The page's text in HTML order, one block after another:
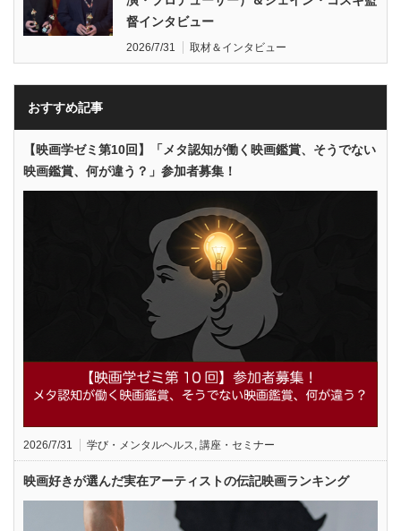
督インタビュー
2026/7/31 取材＆インタビュー
おすすめ記事
【映画学ゼミ第10回】「メタ認知が働く映画鑑賞、そうでない
映画鑑賞、何が違う？」参加者募集！
2026/7/31 学び・メンタルヘルス, 講座・セミナー
映画好きが選んだ実在アーティストの伝記映画ランキング